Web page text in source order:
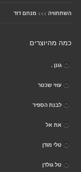
השתחוויה >>> מנחם דוד
כמה מהיוצרים
גונן .
עוזי שכטר
לבנת הספיר
את אל
טלי מודן
טל גולדן